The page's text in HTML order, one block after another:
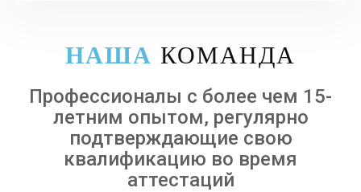
НАША КОМАНДА
Профессионалы с более чем 15-
летним опытом, регулярно
подтверждающие свою
квалификацию во время
аттестаций